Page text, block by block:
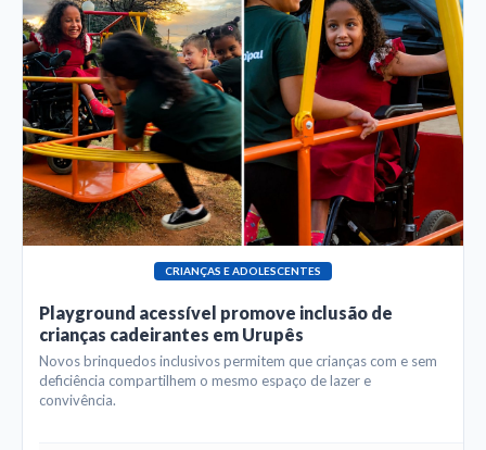
CRIANÇAS E ADOLESCENTES
Playground acessível promove inclusão de
crianças cadeirantes em Urupês
Novos brinquedos inclusivos permitem que crianças com e sem
deficiência compartilhem o mesmo espaço de lazer e
convivência.